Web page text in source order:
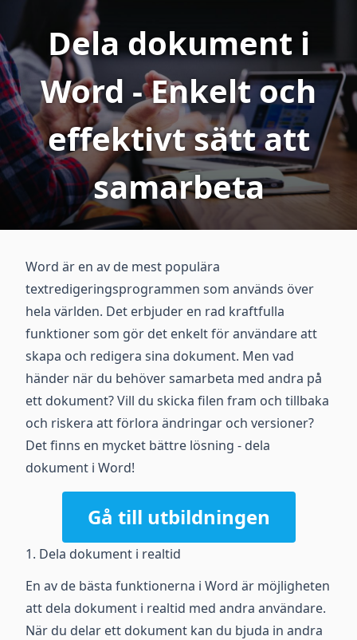
Dela dokument i
Word - Enkelt och
effektivt sätt att
samarbeta
Word är en av de mest populära
textredigeringsprogrammen som används över
hela världen. Det erbjuder en rad kraftfulla
funktioner som gör det enkelt för användare att
skapa och redigera sina dokument. Men vad
händer när du behöver samarbeta med andra på
ett dokument? Vill du skicka filen fram och tillbaka
och riskera att förlora ändringar och versioner?
Det finns en mycket bättre lösning - dela
dokument i Word!
Gå till utbildningen
1. Dela dokument i realtid
En av de bästa funktionerna i Word är möjligheten
att dela dokument i realtid med andra användare.
När du delar ett dokument kan du bjuda in andra